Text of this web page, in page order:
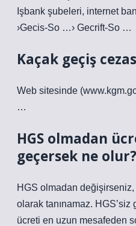
Işbank şubeleri, internet
›Gecis-So …› Gecrift-So …
Kaçak geçiş
Web sitesinde
…
HGS olmadan
geçersek ne olur?
HGS olmadan
olarak tanınamaz.
ücreti en uzun mesafeden